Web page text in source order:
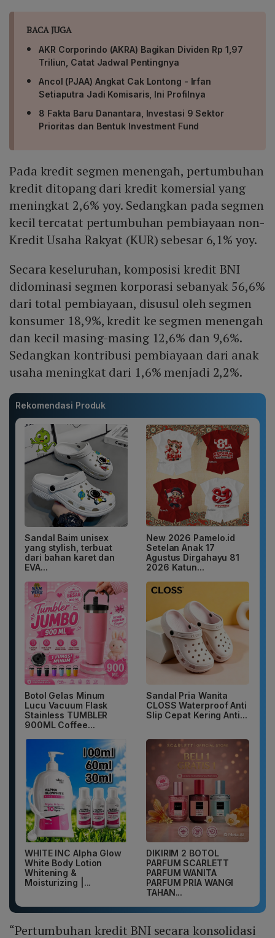
BACA JUGA
AKR Corporindo (AKRA) Bagikan Dividen Rp 1,97
Triliun, Catat Jadwal Pentingnya
Ancol (PJAA) Angkat Cak Lontong - Irfan
Setiaputra Jadi Komisaris, Ini Profilnya
8 Fakta Baru Danantara, Investasi 9 Sektor
Prioritas dan Bentuk Investment Fund
Pada kredit segmen menengah, pertumbuhan
kredit ditopang dari kredit komersial yang
meningkat 2,6% yoy. Sedangkan pada segmen
kecil tercatat pertumbuhan pembiayaan non-
Kredit Usaha Rakyat (KUR) sebesar 6,1% yoy.
Secara keseluruhan, komposisi kredit BNI
didominasi segmen korporasi sebanyak 56,6%
dari total pembiayaan, disusul oleh segmen
konsumer 18,9%, kredit ke segmen menengah
dan kecil masing-masing 12,6% dan 9,6%.
Sedangkan kontribusi pembiayaan dari anak
usaha meningkat dari 1,6% menjadi 2,2%.
Rekomendasi Produk
Sandal Baim unisex
yang stylish, terbuat
dari bahan karet dan
EVA...
New 2026 Pamelo.id
Setelan Anak 17
Agustus Dirgahayu 81
2026 Katun...
Botol Gelas Minum
Lucu Vacuum Flask
Stainless TUMBLER
900ML Coffee...
Sandal Pria Wanita
CLOSS Waterproof Anti
Slip Cepat Kering Anti...
WHITE INC Alpha Glow
White Body Lotion
Whitening &
Moisturizing |...
DIKIRIM 2 BOTOL
PARFUM SCARLETT
PARFUM WANITA
PARFUM PRIA WANGI
TAHAN...
“Pertumbuhan kredit BNI secara konsolidasi